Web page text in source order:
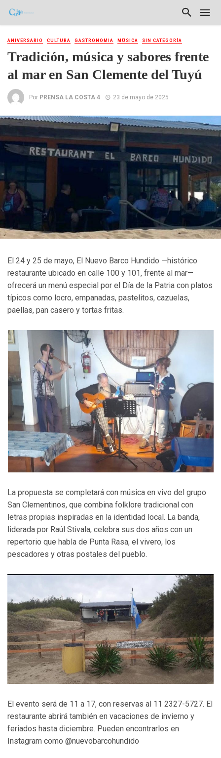
ANIVERSARIO CULTURA GASTRONOMIA MÚSICA SIN CATEGORÍA
Tradición, música y sabores frente
al mar en San Clemente del Tuyú
Por PRENSA LA COSTA 4 23 de mayo de 2025
El 24 y 25 de mayo, El Nuevo Barco Hundido —histórico
restaurante ubicado en calle 100 y 101, frente al mar—
ofrecerá un menú especial por el Día de la Patria con platos
típicos como locro, empanadas, pastelitos, cazuelas,
paellas, pan casero y tortas fritas.
La propuesta se completará con música en vivo del grupo
San Clementinos, que combina folklore tradicional con
letras propias inspiradas en la identidad local. La banda,
liderada por Raúl Stivala, celebra sus dos años con un
repertorio que habla de Punta Rasa, el vivero, los
pescadores y otras postales del pueblo.
El evento será de 11 a 17, con reservas al 11 2327-5727. El
restaurante abrirá también en vacaciones de invierno y
feriados hasta diciembre. Pueden encontrarlos en
Instagram como @nuevobarcohundido